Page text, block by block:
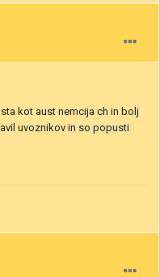
kot aust nemcija ch in bolj
uvoznikov in so popusti